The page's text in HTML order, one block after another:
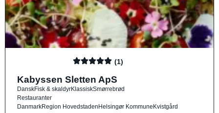
(1)
Kabyssen Sletten ApS
DanskFisk & skaldyrKlassiskSmørrebrød
Restauranter
DanmarkRegion HovedstadenHelsingør KommuneKvistgård